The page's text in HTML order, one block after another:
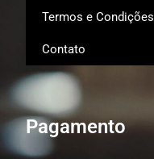
Termos e Condições
Contato
Pagamento